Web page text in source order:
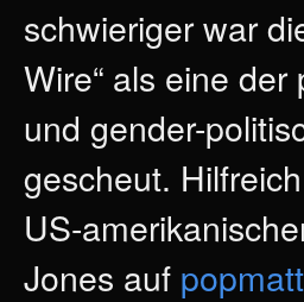
schwieriger war
Wire“ als eine
und gender-
gescheut.
US-
Jones auf